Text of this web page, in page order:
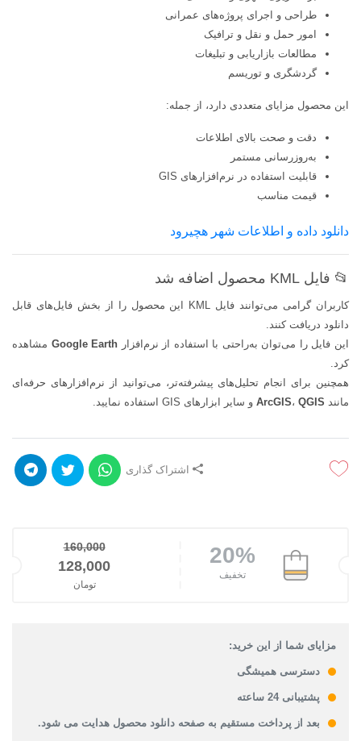
طراحی و اجرای پروژه‌های عمرانی
امور حمل و نقل و ترافیک
مطالعات بازاریابی و تبلیغات
گردشگری و توریسم
این محصول مزایای متعددی دارد، از جمله:
دقت و صحت بالای اطلاعات
به‌روزرسانی مستمر
قابلیت استفاده در نرم‌افزارهای GIS
قیمت مناسب
دانلود داده و اطلاعات شهر هچیرود
📂 فایل KML محصول اضافه شد
کاربران گرامی می‌توانند فایل KML این محصول را از بخش فایل‌های قابل
دانلود دریافت کنند.
این فایل را می‌توان به‌راحتی با استفاده از نرم‌افزار Google Earth مشاهده
کرد.
همچنین برای انجام تحلیل‌های پیشرفته‌تر، می‌توانید از نرم‌افزارهای حرفه‌ای
مانند
ArcGIS، QGIS و سایر ابزارهای GIS استفاده نمایید.
اشتراک گذاری
20%
تخفیف
160,000
قیمت اصلی: 160,000تومان بود.
128,000
تومان
مزایای شما از این خرید:
دسترسی همیشگی
پشتیبانی 24 ساعته
بعد از پرداخت مستقیم به صفحه دانلود محصول هدایت می شود.